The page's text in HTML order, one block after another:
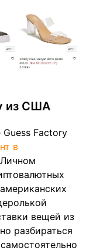
из США
Factory
в
вещей из
разбираться